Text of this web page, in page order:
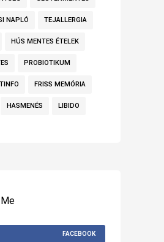
NAPLÓ TEJALLERGIA
HÚS MENTES ÉTELEK
PROBIOTIKUM
FRISS MEMÓRIA
HASMENÉS LIBIDO
FACEBOOK